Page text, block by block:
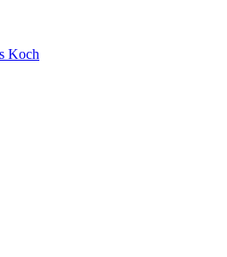
Koch